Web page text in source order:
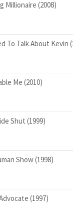
Millionaire (2008)
To Talk About Kevin
Me (2010)
Shut (1999)
Show (1998)
(1997)